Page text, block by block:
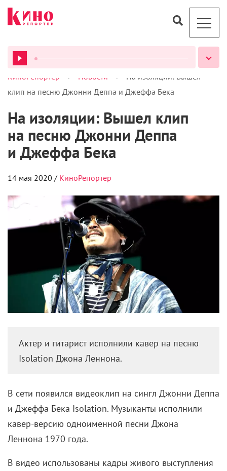
ВСЕ ПОДКАСТЫ
КиноРепортер > Новости >
На изоляции: Вышел
клип на песню Джонни Деппа и Джеффа Бека
На изоляции: Вышел клип
на песню Джонни Деппа
и Джеффа Бека
14 мая 2020 / КиноРепортер
Актер и гитарист исполнили кавер на песню
Isolation Джона Леннона.
В сети появился видеоклип на сингл Джонни Деппа
и Джеффа Бека Isolation. Музыканты исполнили
кавер-версию одноименной песни Джона
Леннона 1970 года.
В видео использованы кадры живого выступления